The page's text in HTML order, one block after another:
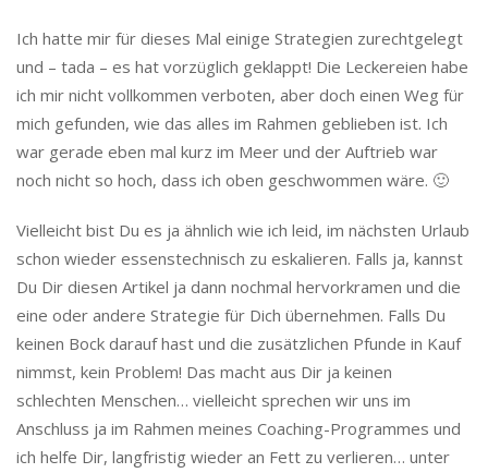
Ich hatte mir für dieses Mal einige Strategien zurechtgelegt
und – tada – es hat vorzüglich geklappt! Die Leckereien habe
ich mir nicht vollkommen verboten, aber doch einen Weg für
mich gefunden, wie das alles im Rahmen geblieben ist. Ich
war gerade eben mal kurz im Meer und der Auftrieb war
noch nicht so hoch, dass ich oben geschwommen wäre. 🙂
Vielleicht bist Du es ja ähnlich wie ich leid, im nächsten Urlaub
schon wieder essenstechnisch zu eskalieren. Falls ja, kannst
Du Dir diesen Artikel ja dann nochmal hervorkramen und die
eine oder andere Strategie für Dich übernehmen. Falls Du
keinen Bock darauf hast und die zusätzlichen Pfunde in Kauf
nimmst, kein Problem! Das macht aus Dir ja keinen
schlechten Menschen… vielleicht sprechen wir uns im
Anschluss ja im Rahmen meines Coaching-Programmes und
ich helfe Dir, langfristig wieder an Fett zu verlieren… unter